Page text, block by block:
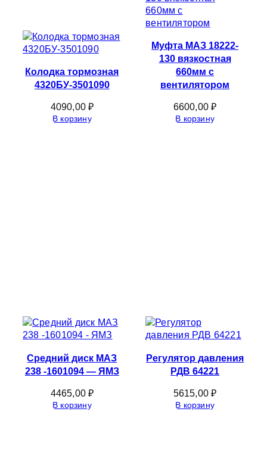
Колодка тормозная
4320БУ-3501090
4090,00₽
В корзину
Муфта МАЗ 18222-
130 вязкостная
660мм с
вентилятором
6600,00₽
В корзину
Средний диск МАЗ
238 -1601094 — ЯМЗ
4465,00₽
В корзину
Регулятор давления
РДВ 64221
5615,00₽
В корзину